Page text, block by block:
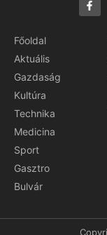
Főoldal
Aktuális
Gazdaság
Kultúra
Technika
Medicina
Sport
Gasztro
Bulvár